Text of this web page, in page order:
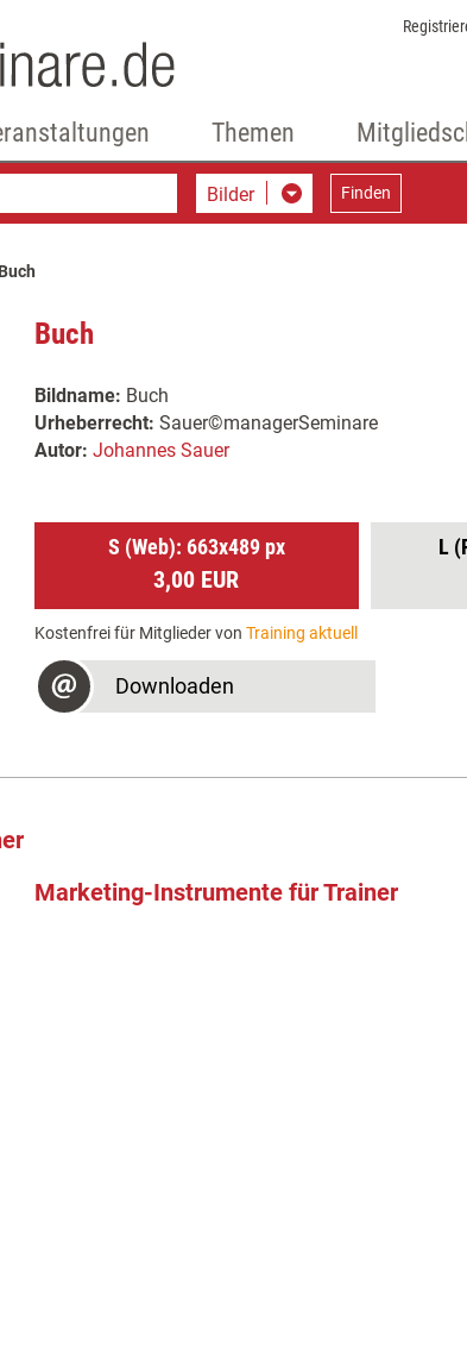
Themen
Bilder Finden
Buch
Buch
Bildname: Buch
Urheberrecht: Sauer©managerSeminare
Autor: Johannes Sauer
S (Web): 663x489 px
3,00 EUR
L
Kostenfrei für Mitglieder von Training aktuell
Downloaden
Marketing-Instrumente für Trainer